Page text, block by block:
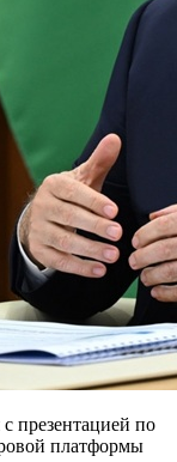
презентацией по
платформы